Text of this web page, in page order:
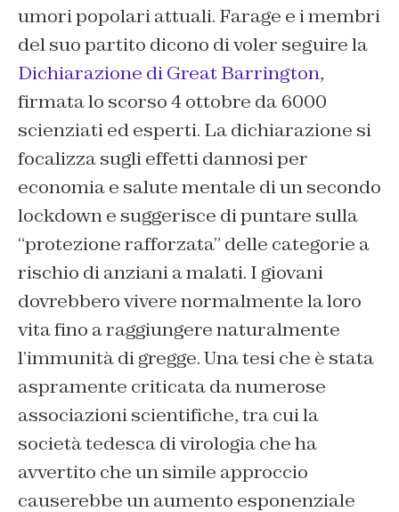
umori popolari attuali. Farage e i membri
del suo partito dicono di voler seguire la
Dichiarazione di Great Barrington,
firmata lo scorso 4 ottobre da 6000
scienziati ed esperti. La dichiarazione si
focalizza sugli effetti dannosi per
economia e salute mentale di un secondo
lockdown e suggerisce di puntare sulla
“protezione rafforzata” delle categorie a
rischio di anziani a malati. I giovani
dovrebbero vivere normalmente la loro
vita fino a raggiungere naturalmente
l’immunità di gregge. Una tesi che è stata
aspramente criticata da numerose
associazioni scientifiche, tra cui la
società tedesca di virologia che ha
avvertito che un simile approccio
causerebbe un aumento esponenziale